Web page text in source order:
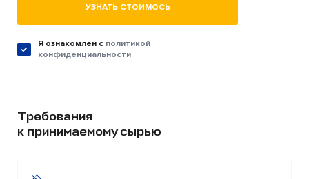
УЗНАТЬ СТОИМОСЬ
Я ознакомлен c политикой
конфиденциальности
Требования
к принимаемому сырью